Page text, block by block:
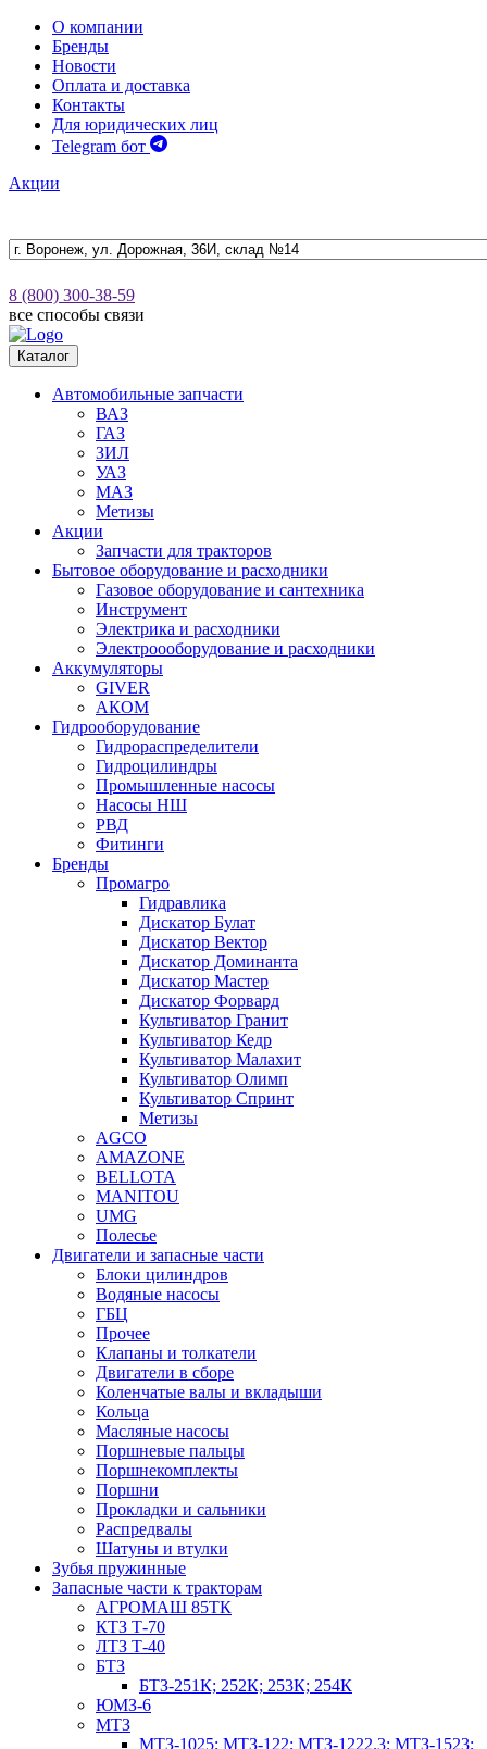
О компании
Бренды
Новости
Оплата и доставка
Контакты
Для юридических лиц
Telegram бот
Акции
8 (800) 300-38-59
все способы связи
Каталог
Автомобильные запчасти
ВАЗ
ГАЗ
ЗИЛ
УАЗ
МАЗ
Метизы
Акции
Запчасти для тракторов
Бытовое оборудование и расходники
Газовое оборудование и сантехника
Инструмент
Электрика и расходники
Электроооборудование и расходники
Аккумуляторы
GIVER
АКОМ
Гидрооборудование
Гидрораспределители
Гидроцилиндры
Промышленные насосы
Насосы НШ
РВД
Фитинги
Бренды
Промагро
Гидравлика
Дискатор Булат
Дискатор Вектор
Дискатор Доминанта
Дискатор Мастер
Дискатор Форвард
Культиватор Гранит
Культиватор Кедр
Культиватор Малахит
Культиватор Олимп
Культиватор Спринт
Метизы
AGCO
AMAZONE
BELLOTA
MANITOU
UMG
Полесье
Двигатели и запасные части
Блоки цилиндров
Водяные насосы
ГБЦ
Прочее
Клапаны и толкатели
Двигатели в сборе
Коленчатые валы и вкладыши
Кольца
Масляные насосы
Поршневые пальцы
Поршнекомплекты
Поршни
Прокладки и сальники
Распредвалы
Шатуны и втулки
Зубья пружинные
Запасные части к тракторам
АГРОМАШ 85ТК
КТЗ Т-70
ЛТЗ Т-40
БТЗ
БТЗ-251К; 252К; 253К; 254К
ЮМЗ-6
МТЗ
МТЗ-1025; МТЗ-122; МТЗ-1222.3; МТЗ-1523;